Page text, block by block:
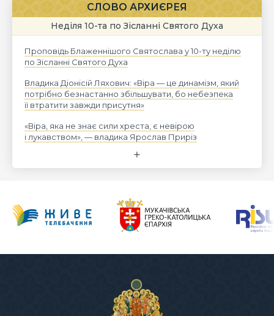
СЛОВО АРХИЄРЕЯ
Неділя 10-та по Зісланні Святого Духа
Проповідь Блаженнішого Святослава у 10-ту неділю
по Зісланні Святого Духа
Владика Діонісій Ляхович: «Віра — це динамізм, який
потрібно безнастанно збільшувати, бо небезпека
її втратити завжди присутня»
«Віра, яка не знає сили хреста, є невірою
і лукавством», — владика Ярослав Приріз